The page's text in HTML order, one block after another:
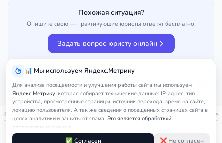
📊 Мы используем Яндекс.Метрику
Для анализа посещаемости и улучшения работы сайта мы используем
Яндекс.Метрику, которая собирает технические данные: IP-адрес, тип
устройства, просмотренные страницы, источник перехода, время на сайте,
локацию пользователя. А так же сведения о посещенных страницах сайта в
целях аналитики и защиты от спама. Это является обработкой
персональных данных.
Подробнее в Согласии на обработку персональных данных
Правилах
✅ Согласен ❌ Не согласен
Похожая ситуация?
Опишите свою — практикующие юристы ответят бесплатно.
Задать вопрос юристу онлайн
Улучшить вопрос 25%
© 2026nedicom™. Права на товарный знак зарегистрированы в Роспатенте
Политика в отношении персональных данных
Правила обработки cookie